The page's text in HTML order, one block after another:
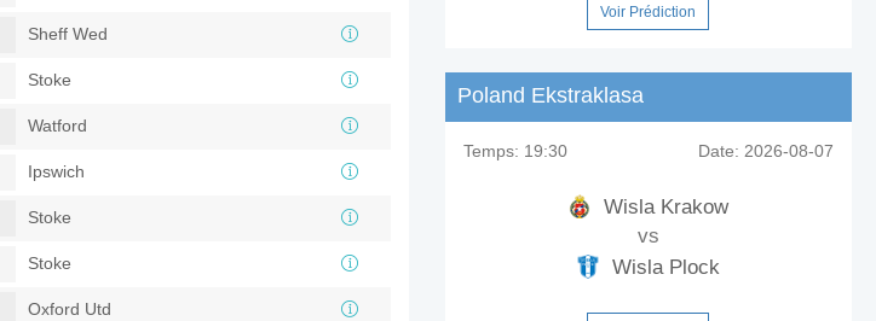
Sheff Wed
Stoke
Watford
Ipswich
Stoke
Stoke
Oxford Utd
Voir Prédiction
Poland Ekstraklasa
Temps: 19:30 Date: 2026-08-07
Wisla Krakow
vs
Wisla Plock